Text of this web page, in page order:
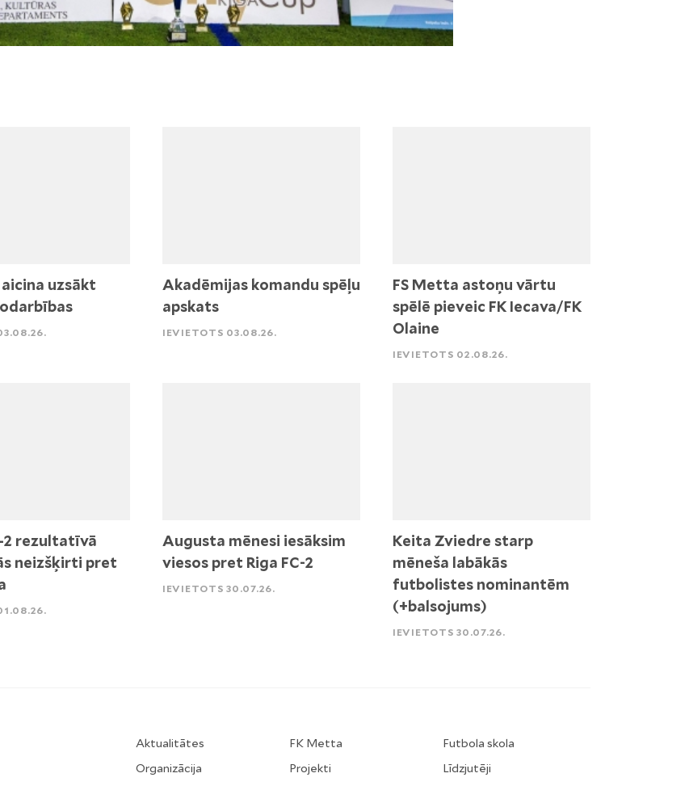
uzsākt
Akadēmijas komandu spēļu
apskats
IEVIETOTS 03.08.26.
FS Metta astoņu vārtu
spēlē pieveic FK Iecava/FK
Olaine
IEVIETOTS 02.08.26.
2 rezultatīvā
neizšķirti pret
Augusta mēnesi iesāksim
viesos pret Riga FC-2
IEVIETOTS 30.07.26.
Keita Zviedre starp
mēneša labākās
futbolistes nominantēm
(+balsojums)
IEVIETOTS 30.07.26.
Aktualitātes
Organizācija
FK Metta
Projekti
Futbola skola
Līdzjutēji